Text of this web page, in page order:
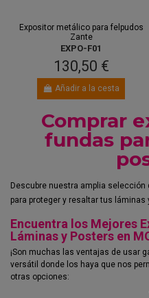
Expositor metálico para felpudos
Zante
EXPO-F01
130,50 €
Añadir a la cesta
Comprar
fundas
Descubre nuestra amplia
para proteger y resaltar tus láminas
Encuentra los Mejores
Láminas y Posters en
¡Son muchas las ventajas de usar
versátil donde los haya que nos
otras opciones: